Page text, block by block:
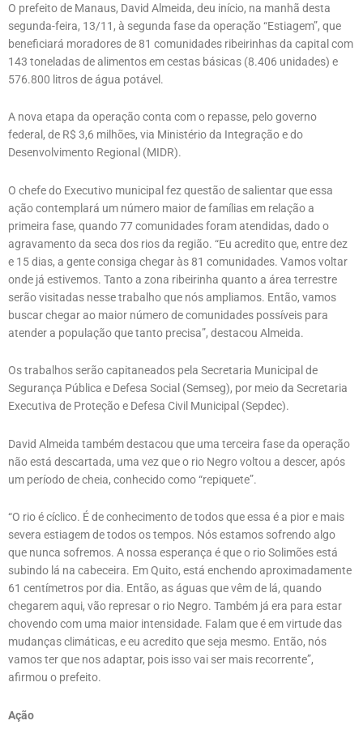
O prefeito de Manaus, David Almeida, deu início, na manhã desta
segunda-feira, 13/11, à segunda fase da operação “Estiagem”, que
beneficiará moradores de 81 comunidades ribeirinhas da capital com
143 toneladas de alimentos em cestas básicas (8.406 unidades) e
576.800 litros de água potável.
A nova etapa da operação conta com o repasse, pelo governo
federal, de R$ 3,6 milhões, via Ministério da Integração e do
Desenvolvimento Regional (MIDR).
O chefe do Executivo municipal fez questão de salientar que essa
ação contemplará um número maior de famílias em relação a
primeira fase, quando 77 comunidades foram atendidas, dado o
agravamento da seca dos rios da região. “Eu acredito que, entre dez
e 15 dias, a gente consiga chegar às 81 comunidades. Vamos voltar
onde já estivemos. Tanto a zona ribeirinha quanto a área terrestre
serão visitadas nesse trabalho que nós ampliamos. Então, vamos
buscar chegar ao maior número de comunidades possíveis para
atender a população que tanto precisa”, destacou Almeida.
Os trabalhos serão capitaneados pela Secretaria Municipal de
Segurança Pública e Defesa Social (Semseg), por meio da Secretaria
Executiva de Proteção e Defesa Civil Municipal (Sepdec).
David Almeida também destacou que uma terceira fase da operação
não está descartada, uma vez que o rio Negro voltou a descer, após
um período de cheia, conhecido como “repiquete”.
“O rio é cíclico. É de conhecimento de todos que essa é a pior e mais
severa estiagem de todos os tempos. Nós estamos sofrendo algo
que nunca sofremos. A nossa esperança é que o rio Solimões está
subindo lá na cabeceira. Em Quito, está enchendo aproximadamente
61 centímetros por dia. Então, as águas que vêm de lá, quando
chegarem aqui, vão represar o rio Negro. Também já era para estar
chovendo com uma maior intensidade. Falam que é em virtude das
mudanças climáticas, e eu acredito que seja mesmo. Então, nós
vamos ter que nos adaptar, pois isso vai ser mais recorrente”,
afirmou o prefeito.
Ação